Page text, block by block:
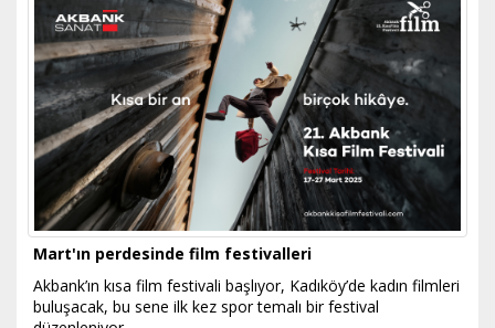
Mart'ın perdesinde film festivalleri
Akbank’ın kısa film festivali başlıyor, Kadıköy’de kadın filmleri
buluşacak, bu sene ilk kez spor temalı bir festival